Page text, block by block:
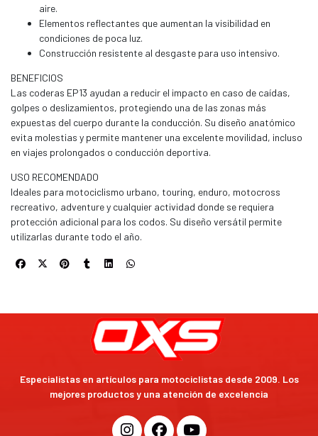
aire.
Elementos reflectantes que aumentan la visibilidad en
condiciones de poca luz.
Construcción resistente al desgaste para uso intensivo.
BENEFICIOS
Las coderas EP13 ayudan a reducir el impacto en caso de caídas,
golpes o deslizamientos, protegiendo una de las zonas más
expuestas del cuerpo durante la conducción. Su diseño anatómico
evita molestias y permite mantener una excelente movilidad, incluso
en viajes prolongados o conducción deportiva.
USO RECOMENDADO
Ideales para motociclismo urbano, touring, enduro, motocross
recreativo, adventure y cualquier actividad donde se requiera
protección adicional para los codos. Su diseño versátil permite
utilizarlas durante todo el año.
Especialistas en artículos para motociclistas desde 2009. Los
mejores productos y una atención de excelencia